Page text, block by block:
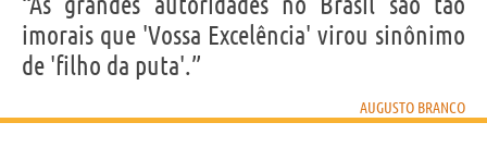
imorais que 'Vossa Excelência' virou sinônimo
de 'filho da puta'.”
AUGUSTO BRANCO